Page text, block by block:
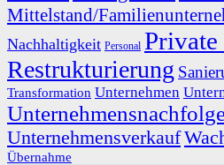
Mittelstand/
Nachhaltigkeit Personal
Restrukturierung
Transformation Unternehmen
Unternehmensverkauf
Übernahme